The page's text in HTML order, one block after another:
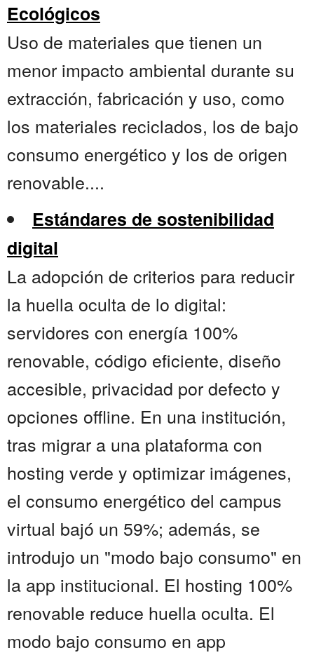
Ecológicos
Uso de materiales que tienen un
menor impacto ambiental durante su
extracción, fabricación y uso, como
los materiales reciclados, los de bajo
consumo energético y los de origen
renovable....
Estándares de sostenibilidad
digital
La adopción de criterios para reducir
la huella oculta de lo digital:
servidores con energía 100%
renovable, código eficiente, diseño
accesible, privacidad por defecto y
opciones offline. En una institución,
tras migrar a una plataforma con
hosting verde y optimizar imágenes,
el consumo energético del campus
virtual bajó un 59%; además, se
introdujo un "modo bajo consumo" en
la app institucional. El hosting 100%
renovable reduce huella oculta. El
modo bajo consumo en app